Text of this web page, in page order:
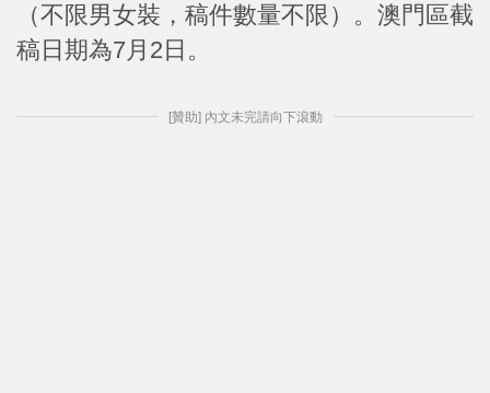
（不限男女裝，稿件數量不限）。澳門區截
稿日期為7月2日。
[贊助] 內文未完請向下滾動